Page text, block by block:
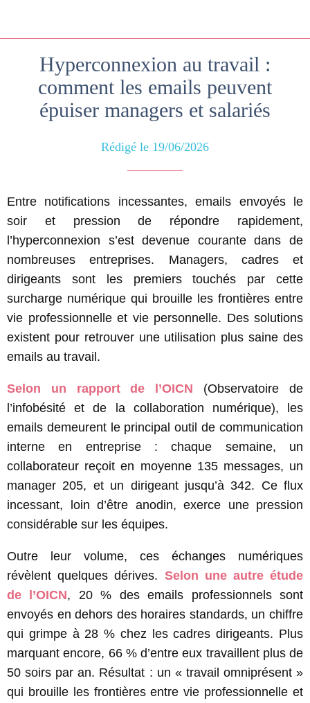
Hyperconnexion au travail :
comment les emails peuvent
épuiser managers et salariés
Rédigé le 19/06/2026
Entre notifications incessantes, emails envoyés le
soir et pression de répondre rapidement,
l’hyperconnexion s’est devenue courante dans de
nombreuses entreprises. Managers, cadres et
dirigeants sont les premiers touchés par cette
surcharge numérique qui brouille les frontières entre
vie professionnelle et vie personnelle. Des solutions
existent pour retrouver une utilisation plus saine des
emails au travail.
Selon un rapport de l’OICN (Observatoire de
l’infobésité et de la collaboration numérique), les
emails demeurent le principal outil de communication
interne en entreprise : chaque semaine, un
collaborateur reçoit en moyenne 135 messages, un
manager 205, et un dirigeant jusqu’à 342. Ce flux
incessant, loin d’être anodin, exerce une pression
considérable sur les équipes.
Outre leur volume, ces échanges numériques
révèlent quelques dérives. Selon une autre étude
de l’OICN, 20 % des emails professionnels sont
envoyés en dehors des horaires standards, un chiffre
qui grimpe à 28 % chez les cadres dirigeants. Plus
marquant encore, 66 % d’entre eux travaillent plus de
50 soirs par an. Résultat : un « travail omniprésent »
qui brouille les frontières entre vie professionnelle et